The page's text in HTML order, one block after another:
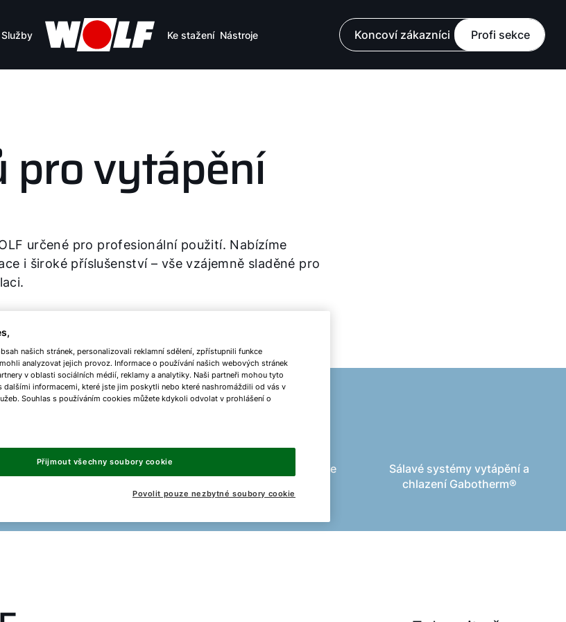
Služby Ke stažení Nástroje Koncoví zákazníci Profi sekce
pro vytápění
určené pro profesionální použití. Nabízíme
i široké příslušenství – vše vzájemně sladěné pro
Co hledáte?
Solární
Regulační
Ohřívače a chladiče
Sálavé systémy vytápění a
chlazení Gabotherm®
našich stránek, personalizovali reklamní sdělení, zpřístupnili funkce
analyzovat jejich provoz. Informace o používání našich webových stránek
v oblasti sociálních médií, reklamy a analytiky. Naši partneři mohou tyto
dalšími informacemi, které jste jim poskytli nebo které nashromáždili od vás v
Souhlas s používáním cookies můžete kdykoli odvolat v prohlášení o
Povolit pouze nezbytné soubory cookie
Přijmout všechny soubory cookie